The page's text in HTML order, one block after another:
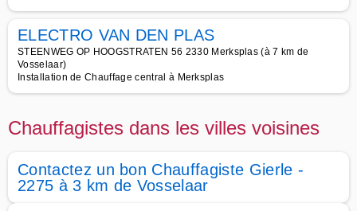
ELECTRO VAN DEN PLAS
STEENWEG OP HOOGSTRATEN 56 2330 Merksplas (à 7 km de
Vosselaar)
Installation de Chauffage central à Merksplas
Chauffagistes dans les villes voisines
Contactez un bon Chauffagiste Gierle -
2275 à 3 km de Vosselaar